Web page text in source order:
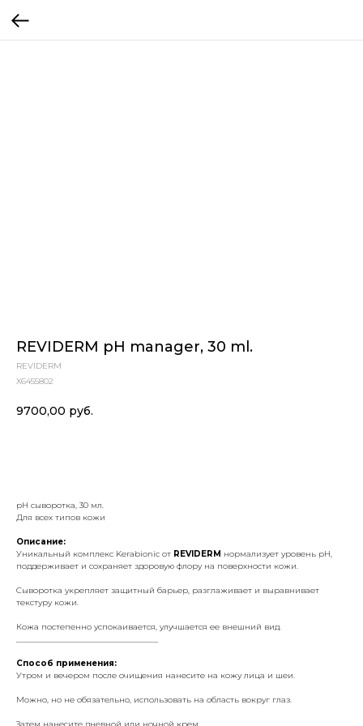
REVIDERM pH manager, 30 ml.
REVIDERM
X6455802
9700,00 руб.
pH сыворотка, 30 мл.
Для всех типов кожи
Описание:
Уникальный комплекс Kerabionic от REVIDERM нормализует уровень рН,
поддерживает и сохраняет здоровую флору на поверхности кожи.
Сыворотка укрепляет защитный барьер, разглаживает и выравнивает
текстуру кожи.
Кожа постепенно успокаивается, улучшается ее внешний вид.
Способ применения:
Утром и вечером после очищения нанесите на кожу лица и шеи.
Можно, но не обязательно, использовать на область вокруг глаз.